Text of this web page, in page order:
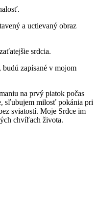
a uctievaný obraz
srdcia.
zapísané v mojom
na prvý piatok počas
sľubujem milosť pokánia pri
sviatostí. Moje Srdce im
chvíľach života.